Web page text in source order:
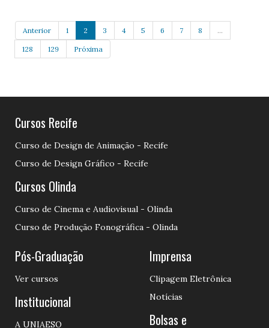
Anterior 1 2 3 4 5 6 7 8 ...
128 129 Próxima
Cursos Recife
Curso de Design de Animação - Recife
Curso de Design Gráfico - Recife
Cursos Olinda
Curso de Cinema e Audiovisual - Olinda
Curso de Produção Fonográfica - Olinda
Pós-Graduação
Ver cursos
Institucional
A UNIAESO
Imprensa
Clipagem Eletrônica
Notícias
Bolsas e